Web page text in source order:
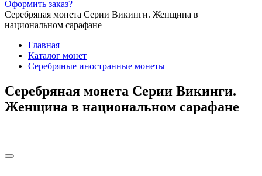
Оформить заказ?
Серебряная монета Серии Викинги. Женщина в
национальном сарафане
Главная
Каталог монет
Серебряные иностранные монеты
Серебряная монета Серии Викинги.
Женщина в национальном сарафане